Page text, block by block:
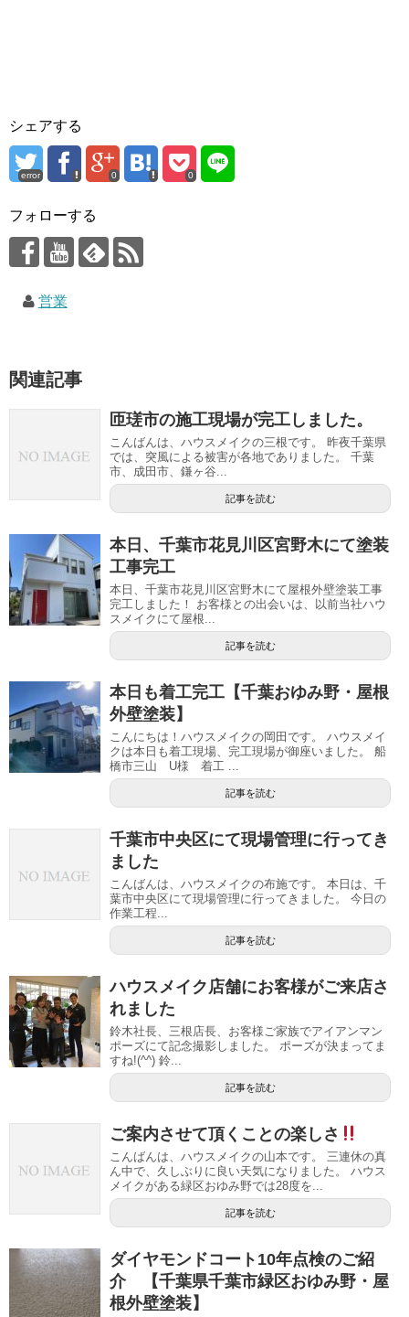
シェアする
error 0 0
フォローする
営業
関連記事
匝瑳市の施工現場が完工しました。
こんばんは、ハウスメイクの三根です。 昨夜千葉県
では、突風による被害が各地でありました。 千葉
市、成田市、鎌ヶ谷...
記事を読む
本日、千葉市花見川区宮野木にて塗装
工事完工
本日、千葉市花見川区宮野木にて屋根外壁塗装工事
完工しました！ お客様との出会いは、以前当社ハウ
スメイクにて屋根...
記事を読む
本日も着工完工【千葉おゆみ野・屋根
外壁塗装】
こんにちは！ハウスメイクの岡田です。 ハウスメイ
クは本日も着工現場、完工現場が御座いました。 船
橋市三山 U様 着工 ...
記事を読む
千葉市中央区にて現場管理に行ってき
ました
こんばんは、ハウスメイクの布施です。 本日は、千
葉市中央区にて現場管理に行ってきました。 今日の
作業工程...
記事を読む
ハウスメイク店舗にお客様がご来店さ
れました
鈴木社長、三根店長、お客様ご家族でアイアンマン
ポーズにて記念撮影しました。 ポーズが決まってま
すね!(^^) 鈴...
記事を読む
ご案内させて頂くことの楽しさ
こんばんは、ハウスメイクの山本です。 三連休の真
ん中で、久しぶりに良い天気になりました。 ハウス
メイクがある緑区おゆみ野では28度を...
記事を読む
ダイヤモンドコート10年点検のご紹
介 【千葉県千葉市緑区おゆみ野・屋
根外壁塗装】